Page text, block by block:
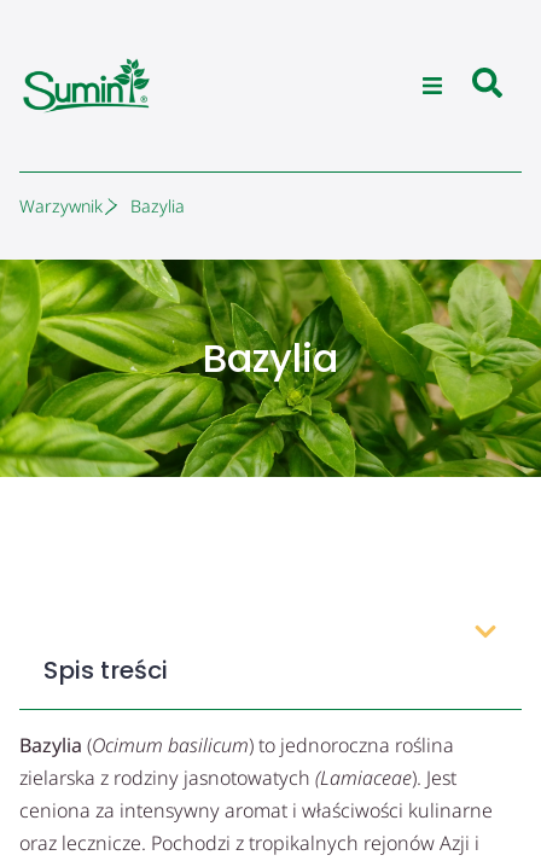
Warzywnik Bazylia
Bazylia
Spis treści
Bazylia (Ocimum basilicum) to jednoroczna roślina
zielarska z rodziny jasnotowatych (Lamiaceae). Jest
ceniona za intensywny aromat i właściwości kulinarne
oraz lecznicze. Pochodzi z tropikalnych rejonów Azji i